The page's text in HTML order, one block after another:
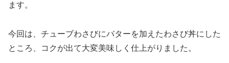
ます。
今回は、チューブわさびにバターを加えたわさび丼にした
ところ、コクが出て大変美味しく仕上がりました。